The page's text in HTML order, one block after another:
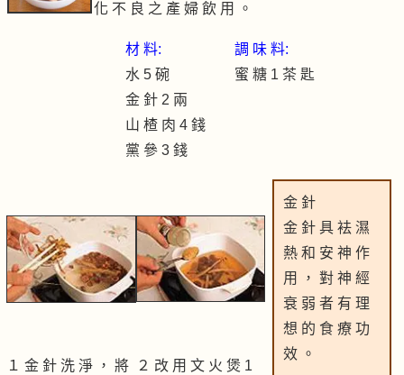
化 不 良 之 產 婦 飲 用 。
材 料:
水 5 碗
金 針 2 兩
山 楂 肉 4 錢
黨 參 3 錢
調 味 料:
蜜 糖 1 茶 匙
金 針
金 針 具 袪 濕
熱 和 安 神 作
用 ， 對 神 經
衰 弱 者 有 理
想 的 食 療 功
效 。
１ 金 針 洗 淨 ， 將
２ 改 用 文 火 煲 1